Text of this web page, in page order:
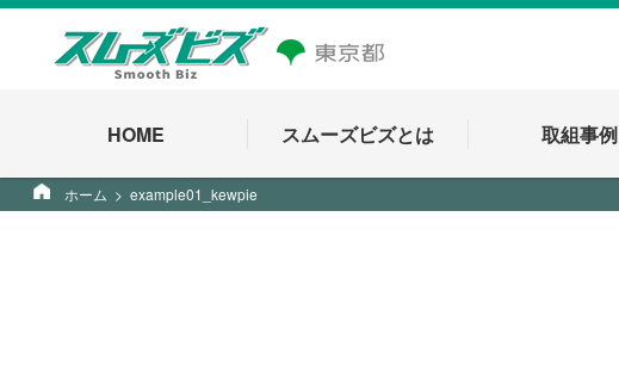
HOME スムーズビズとは 取組事例
ホーム example01_kewpie